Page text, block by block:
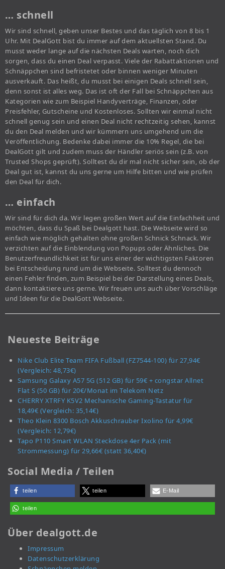
… schnell
Wir sind schnell, geben unser Bestes und das täglich von 8 bis 1
Uhr. Mit DealGott bist du immer auf dem aktuellsten Stand. Du
musst weder lange auf die nächsten Deals warten, noch dich
sorgen, dass du einen Deal verpasst. Viele der Rabattaktionen und
Schnäppchen sind befristetet oder binnen weniger Minuten
ausverkauft. Das heißt, du musst bei einigen Deals schnell sein,
denn sonst ist alles weg. Das ist oft der Fall bei Schnäppchen aus
Kategorien wie zum Beispiel Handyverträge, Finanzen, oder
Preisfehler, Gutscheine und Kostenloses. Sollten wir einmal nicht
schnell genug sein und einen Deal nicht rechtzeitig sehen, kannst
du den Deal melden und wir kümmern uns umgehend um die
Veröffentlichung. Bedenke dabei immer die 10% Regel, die bei
DealGott gilt und zudem muss der Händler seriös sein (z.B. von
Trusted Shops geprüft). Solltest du dir mal nicht sicher sein, ob der
Deal gut ist, kannst du uns gerne um Hilfe bitten und wie prüfen
den Deal für dich.
… einfach
Wir sind für dich da. Wir legen großen Wert auf die Einfachheit und
möchten, dass du Spaß bei Dealgott hast. Die Webseite wird so
einfach wie möglich gehalten ohne großen Schnick Schnack. Wir
verzichten auf die Einblendung von Popups oder Ähnliches. Die
Benutzerfreundlichkeit ist für uns einer der wichtigsten Faktoren
bei Entscheidung rund um die Webseite. Solltest du dennoch
einen Fehler finden, zum Beispiel bei der Darstellung eines Deals,
dann kontaktiere uns gerne. Wir freuen uns auch über Vorschläge
und Ideen für die DealGott Webseite.
Neueste Beiträge
Nike Club Elite Team FIFA Fußball (FZ7544-100) für 27,94€
(Vergleich: 48,73€)
Samsung Galaxy A57 5G (512 GB) für 59€ + congstar Allnet
Flat S (50 GB) für 20€/Monat im Telekom Netz
CHERRY XTRFY K5V2 Mechanische Gaming-Tastatur für
18,49€ (Vergleich: 35,14€)
Theo Klein 8300 Bosch Akkuschrauber Ixolino für 4,99€
(Vergleich: 12,79€)
Tapo P110 Smart WLAN Steckdose 4er Pack (mit
Strommessung) für 29,66€ (statt 36,40€)
Social Media / Teilen
teilen teilen E-Mail
teilen
Über dealgott.de
Impressum
Datenschutzerklärung